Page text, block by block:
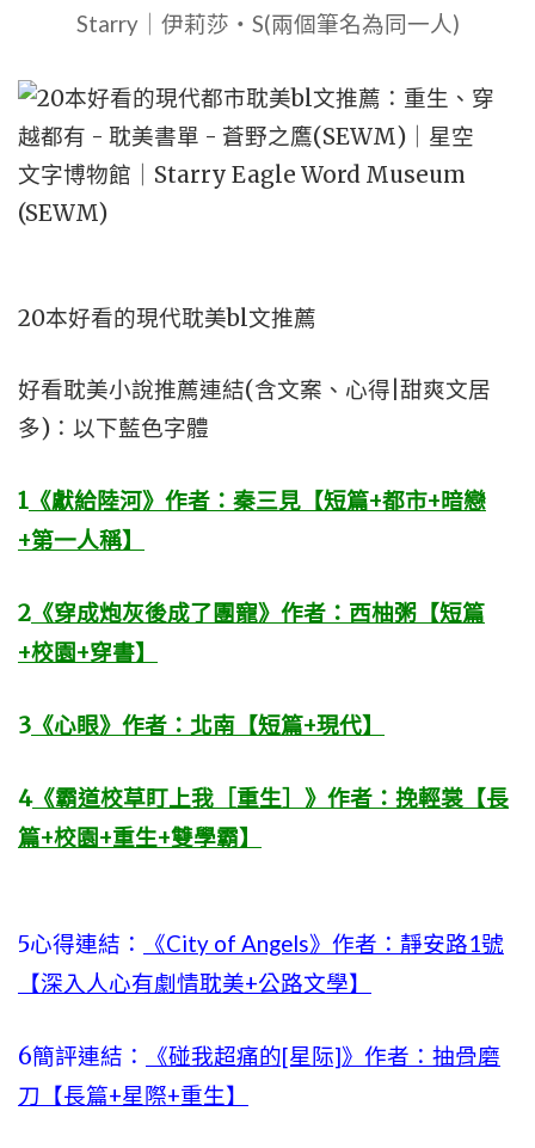
Starry｜伊莉莎・S(兩個筆名為同一人)
20本好看的現代耽美bl文推薦
好看耽美小說推薦連結(含文案、心得|甜爽文居
多)：以下藍色字體
1 《獻給陸河》作者：秦三見【短篇+都市+暗戀
+第一人稱】
2 《穿成炮灰後成了團寵》作者：西柚粥【短篇
+校園+穿書】
3 《心眼》作者：北南【短篇+現代】
4《霸道校草盯上我［重生］》作者：挽輕裳【長
篇+校園+重生+雙學霸】
5心得連結：
《City of Angels》作者：靜安路1號
【深入人心有劇情耽美+公路文學】
6簡評連結：
《碰我超痛的[星际]》作者：抽骨磨
刀【長篇+星際+重生】